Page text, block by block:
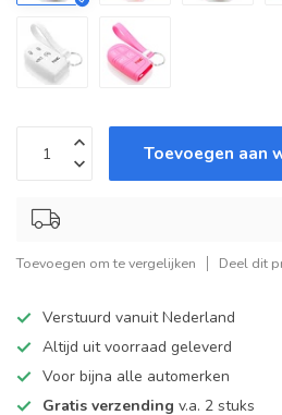
Toevoegen aan
Toevoegen om te vergelijken Deel dit
Verstuurd vanuit Nederland
Altijd uit voorraad geleverd
Voor bijna alle automerken
Gratis verzending v.a. 2 stuks